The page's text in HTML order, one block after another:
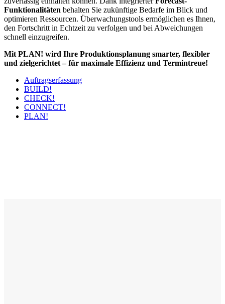
Funktionalitäten behalten Sie zukünftige Bedarfe im Blick und
optimieren Ressourcen. Überwachungstools ermöglichen es Ihnen,
den Fortschritt in Echtzeit zu verfolgen und bei Abweichungen
schnell einzugreifen.
Mit PLAN! wird Ihre Produktionsplanung smarter, flexibler
und zielgerichtet – für maximale Effizienz und Termintreue!
Auftragserfassung
BUILD!
CHECK!
CONNECT!
PLAN!